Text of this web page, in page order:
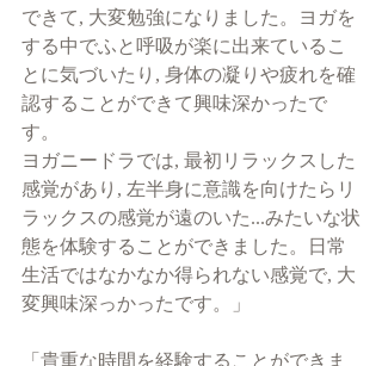
できて, 大変勉強になりました。ヨガを
する中でふと呼吸が楽に出来ているこ
とに気づいたり, 身体の凝りや疲れを確
認することができて興味深かったで
す。
ヨガニードラでは, 最初リラックスした
感覚があり, 左半身に意識を向けたらリ
ラックスの感覚が遠のいた...みたいな状
態を体験することができました。日常
生活ではなかなか得られない感覚で, 大
変興味深っかったです。」
「貴重な時間を経験することができま